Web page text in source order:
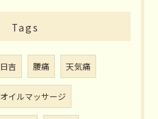
Tags
日吉 腰痛 天気痛
オイルマッサージ